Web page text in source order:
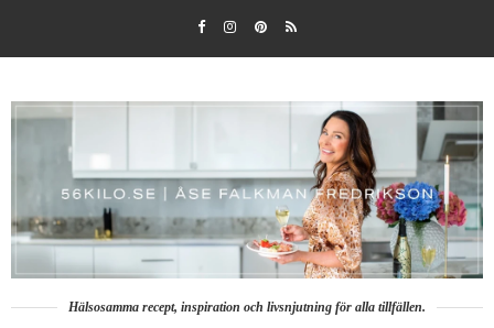
Hälsosamma recept, inspiration och livsnjutning för alla tillfällen.